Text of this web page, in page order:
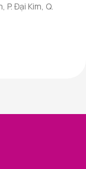
Đại Kim, Q.